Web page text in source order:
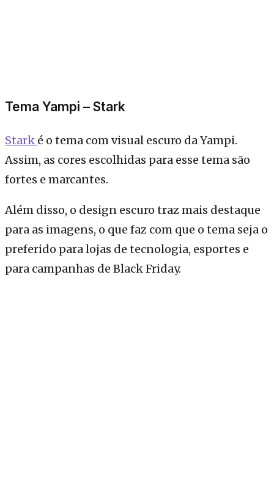
Tema Yampi – Stark
Stark é o tema com visual escuro da Yampi.
Assim, as cores escolhidas para esse tema são
fortes e marcantes.
Além disso, o design escuro traz mais destaque
para as imagens, o que faz com que o tema seja o
preferido para lojas de tecnologia, esportes e
para campanhas de Black Friday.